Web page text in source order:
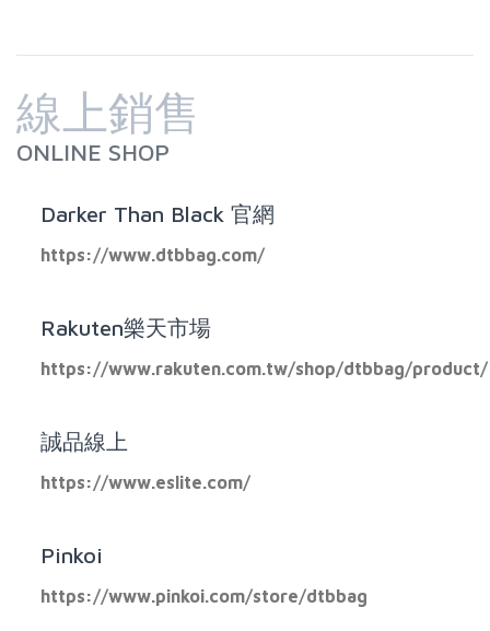
線上銷售
ONLINE SHOP
Darker Than Black 官網
https://www.dtbbag.com/
Rakuten樂天市場
https://www.rakuten.com.tw/shop/dtbbag/product/
誠品線上
https://www.eslite.com/
Pinkoi
https://www.pinkoi.com/store/dtbbag